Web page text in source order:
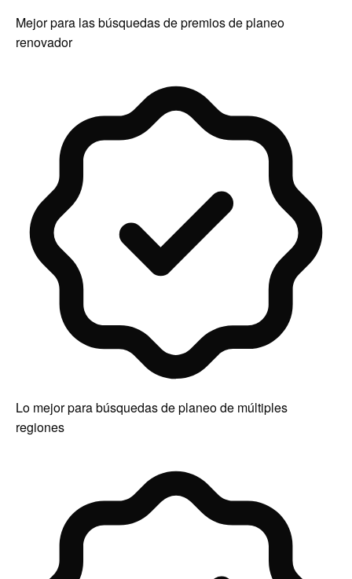
Mejor para las búsquedas de premios de planeo
renovador
Lo mejor para búsquedas de planeo de múltiples
regiones